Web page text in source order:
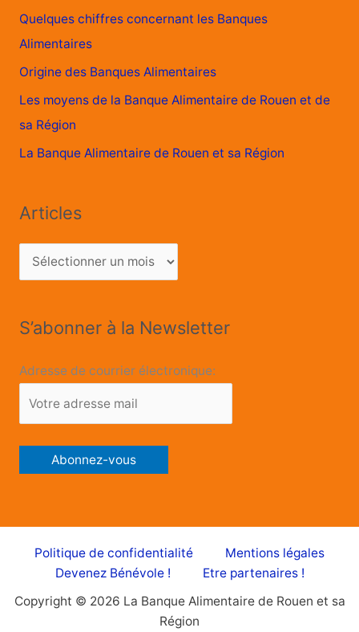
Quelques chiffres concernant les Banques
Alimentaires
Origine des Banques Alimentaires
Les moyens de la Banque Alimentaire de Rouen et de
sa Région
La Banque Alimentaire de Rouen et sa Région
Articles
S’abonner à la Newsletter
Adresse de courrier électronique:
Politique de confidentialité
Mentions légales
Devenez Bénévole !
Etre partenaires !
Copyright © 2026 La Banque Alimentaire de Rouen et sa
Région